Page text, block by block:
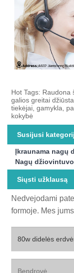
Hot Tags: Raudona
galios greitai
tiekėjai, gamykla,
kokybė
Susijusi
Įkraunama nagų
Nagų
Siųsti užklausą
Nedvejodami
formoje. Mes